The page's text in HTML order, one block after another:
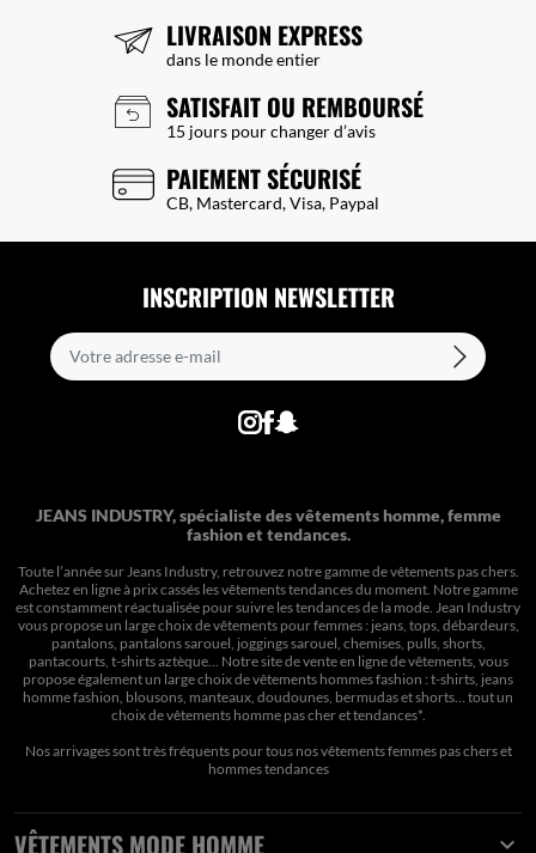
LIVRAISON EXPRESS
dans le monde entier
SATISFAIT OU REMBOURSÉ
15 jours pour changer d’avis
PAIEMENT SÉCURISÉ
CB, Mastercard, Visa, Paypal
INSCRIPTION NEWSLETTER
JEANS INDUSTRY, spécialiste des vêtements homme, femme
fashion et tendances.
Toute l’année sur Jeans Industry, retrouvez notre gamme de vêtements pas chers.
Achetez en ligne à prix cassés les vêtements tendances du moment. Notre gamme
est constamment réactualisée pour suivre les tendances de la mode. Jean Industry
vous propose un large choix de vêtements pour femmes : jeans, tops, débardeurs,
pantalons, pantalons sarouel, joggings sarouel, chemises, pulls, shorts,
pantacourts, t-shirts aztèque... Notre site de vente en ligne de vêtements, vous
propose également un large choix de vêtements hommes fashion : t-shirts, jeans
homme fashion, blousons, manteaux, doudounes, bermudas et shorts… tout un
choix devêtements homme pas cher et tendances*.
Nos arrivages sont très fréquents pour tous nosvêtements femmes pas cherset
hommes tendances
VÊTEMENTS MODE HOMME 